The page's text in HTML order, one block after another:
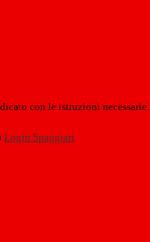
con le istruzioni necessarie.
Login Spaggiari